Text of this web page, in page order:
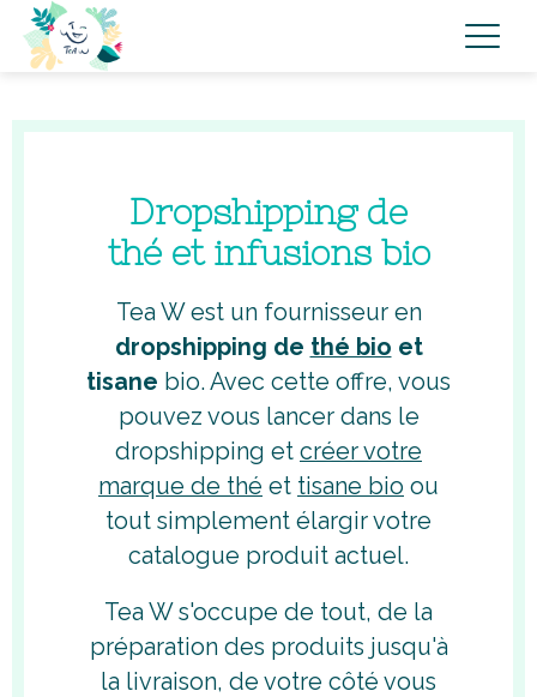
Dropshipping de
thé et infusions bio
Tea W est un fournisseur en
dropshipping de thé bio et
tisane bio. Avec cette offre, vous
pouvez vous lancer dans le
dropshipping et créer votre
marque de thé et tisane bio ou
tout simplement élargir votre
catalogue produit actuel.
Tea W s'occupe de tout, de la
préparation des produits jusqu'à
la livraison, de votre côté vous